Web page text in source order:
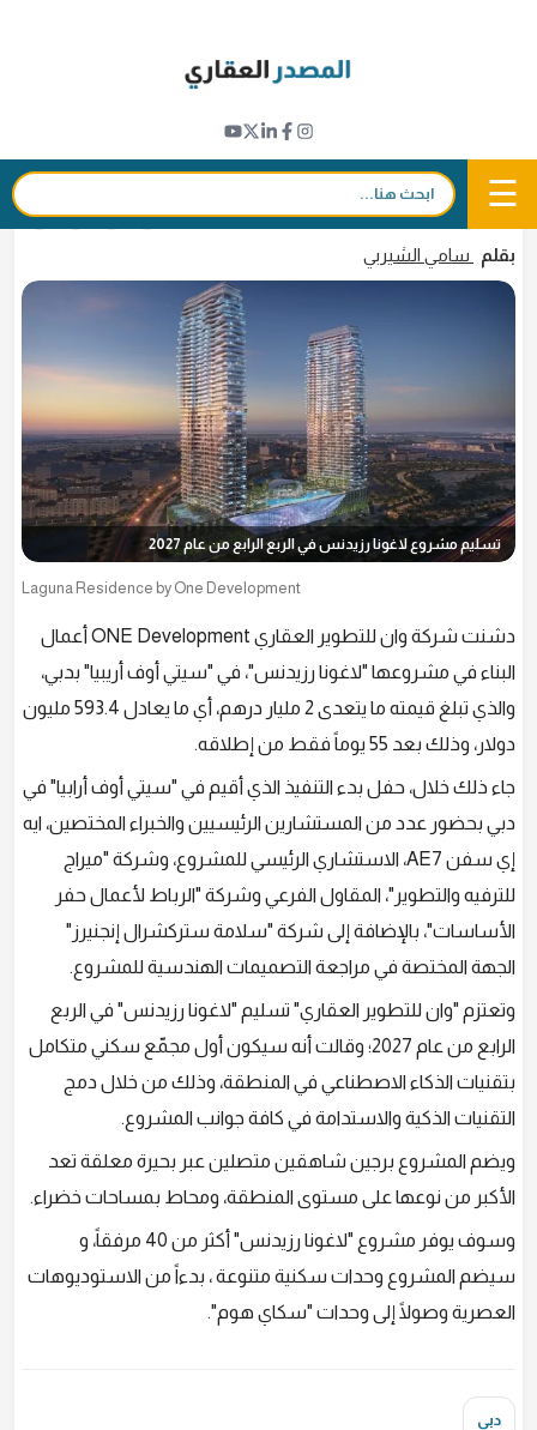
☰ بحث:
إنطلاق أعمال بناء مشروع أبراج "لاغونا رزيدنس"
في منطقة "سيتي أوف أريبيا" بدبي
19 ديسمبر 2024 - 17:25 f
𝕏
in
بقلم سامي الشيربي
تسليم مشروع لاغونا رزيدنس في الربع الرابع من عام 2027
Laguna Residence by One Development
دشنت شركة وان للتطوير العقاري ONE Development أعمال
البناء في مشروعها "لاغونا رزيدنس"، في "سيتي أوف أريبيا" بدبي،
والذي تبلغ قيمته ما يتعدى 2 مليار درهم، أي ما يعادل 593.4 مليون
دولار، وذلك بعد 55 يوماً فقط من إطلاقه.
جاء ذلك خلال، حفل بدء التنفيذ الذي أقيم في "سيتي أوف أرابيا" في
دبي بحضور عدد من المستشارين الرئيسيين والخبراء المختصين، ايه
إي سفن AE7، الاستشاري الرئيسي للمشروع، وشركة "ميراج
للترفيه والتطوير"، المقاول الفرعي وشركة "الرباط لأعمال حفر
الأساسات"، بالإضافة إلى شركة "سلامة ستركشرال إنجنيرز"
الجهة المختصة في مراجعة التصميمات الهندسية للمشروع.
وتعتزم "وان للتطوير العقاري" تسليم "لاغونا رزيدنس" في الربع
الرابع من عام 2027؛ وقالت أنه سيكون أول مجمّع سكني متكامل
بتقنيات الذكاء الاصطناعي في المنطقة، وذلك من خلال دمج
التقنيات الذكية والاستدامة في كافة جوانب المشروع.
ويضم المشروع برجين شاهقين متصلين عبر بحيرة معلقة تعد
الأكبر من نوعها على مستوى المنطقة، ومحاط بمساحات خضراء.
وسوف يوفر مشروع "لاغونا رزيدنس" أكثر من 40 مرفقاً، و
سيضم المشروع وحدات سكنية متنوعة ، بدءاً من الاستوديوهات
العصرية وصولًا إلى وحدات "سكاي هوم".
دبي